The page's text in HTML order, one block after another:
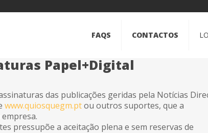
FAQS CONTACTOS
Papel+Digital
das publicações geridas pela Notícias
www.quiosquegm.ptou outros suportes, que a
pressupõe a aceitação plena e sem reservas de